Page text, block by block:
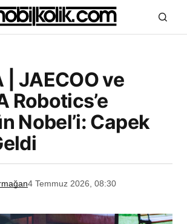
| JAECOO ve
Robotics’e
Nobel’i: Capek
4 Temmuz 2026, 08:30